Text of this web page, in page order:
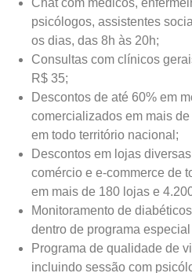
psicólogos, assistentes
os dias, das 8h às 20h;
Consultas com clínicos
R$ 35;
Descontos de até 60% em
comercializados em mais
em todo território nacional;
Descontos em lojas
comércio e e-commerce de
em mais de 180 lojas e
Monitoramento de
dentro de programa
Programa de qualidade de
incluindo sessão com